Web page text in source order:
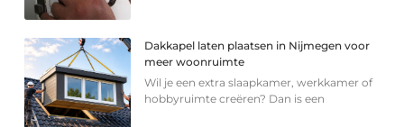
Dakkapel laten plaatsen in Nijmegen voor
meer woonruimte
Wil je een extra slaapkamer, werkkamer of
hobbyruimte creëren? Dan is een